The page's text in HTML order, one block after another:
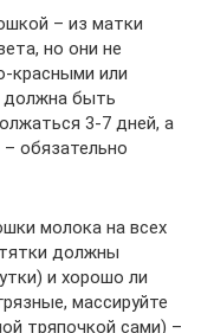
– из матки
но они не
красными или
должна быть
3-7 дней, а
обязательно
молока на всех
должны
и хорошо ли
массируйте
тряпочкой сами) –